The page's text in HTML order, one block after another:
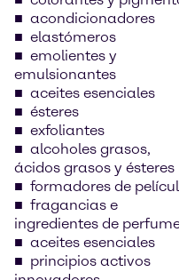
acondicionadores
elastómeros
emolientes y
emulsionantes
aceites esenciales
ésteres
exfoliantes
alcoholes grasos,
ácidos grasos y ésteres
formadores de
fragancias e
ingredientes de
aceites esenciales
principios activos